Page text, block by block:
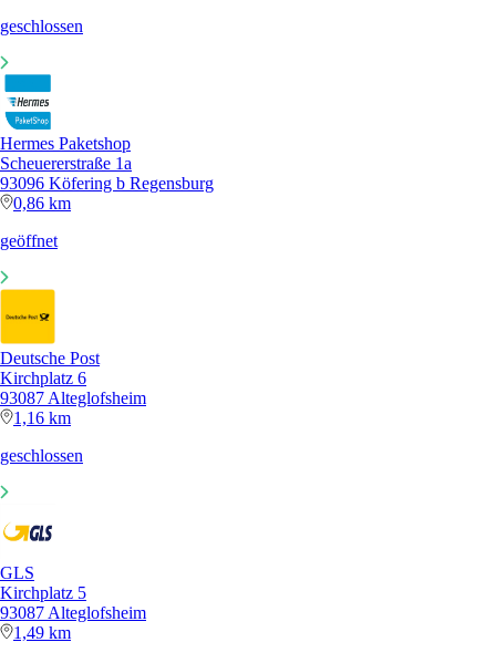
geschlossen
Hermes Paketshop
Scheuererstraße 1a
93096 Köfering b Regensburg
0,86 km
geöffnet
Deutsche Post
Kirchplatz 6
93087 Alteglofsheim
1,16 km
geschlossen
GLS
Kirchplatz 5
93087 Alteglofsheim
1,49 km